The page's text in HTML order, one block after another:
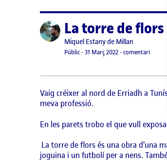
Publicat perLa torre de flors
Publicat per
Miquel Estany de Millan
Visibilitat:
Públic-Data de publicació
31 Març 202231 març, 2022 8:41
-comentariel La
Vaig créixer al nord de Erriadh a
meva professió.
En les parets trobo el que vull
La torre de flors és una obra d’una
joguina i un futbolí per a nens.